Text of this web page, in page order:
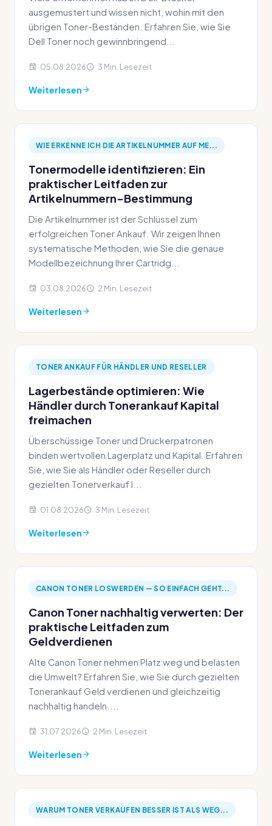
ausgemustert und wissen nicht, wohin mit den
übrigen Toner-Beständen. Erfahren Sie, wie Sie
Dell Toner noch gewinnbringend...
05.08.2026 3 Min. Lesezeit
Weiterlesen
WIE ERKENNE ICH DIE ARTIKELNUMMER AUF ME...
Tonermodelle identifizieren: Ein
praktischer Leitfaden zur
Artikelnummern-Bestimmung
Die Artikelnummer ist der Schlüssel zum
erfolgreichen Toner Ankauf. Wir zeigen Ihnen
systematische Methoden, wie Sie die genaue
Modellbezeichnung Ihrer Cartridg...
03.08.2026 2 Min. Lesezeit
Weiterlesen
TONER ANKAUF FÜR HÄNDLER UND RESELLER
Lagerbestände optimieren: Wie
Händler durch Tonerankauf Kapital
freimachen
Überschüssige Toner und Druckerpatronen
binden wertvollen Lagerplatz und Kapital. Erfahren
Sie, wie Sie als Händler oder Reseller durch
gezielten Tonerverkauf I...
01.08.2026 3 Min. Lesezeit
Weiterlesen
CANON TONER LOSWERDEN — SO EINFACH GEHT...
Canon Toner nachhaltig verwerten: Der
praktische Leitfaden zum
Geldverdienen
Alte Canon Toner nehmen Platz weg und belasten
die Umwelt? Erfahren Sie, wie Sie durch gezielten
Tonerankauf Geld verdienen und gleichzeitig
nachhaltig handeln....
31.07.2026 2 Min. Lesezeit
Weiterlesen
WARUM TONER VERKAUFEN BESSER IST ALS WEG...